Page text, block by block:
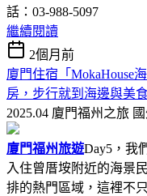
話：03-988-5097
繼續閱讀
2個月前
廈門住宿「MokaHouse
房，步行就到海邊與美食
2025.04 廈門福州之旅
廈門福州旅遊Day5，我
入住曾厝垵附近的海景
排的熱門區域，這裡不